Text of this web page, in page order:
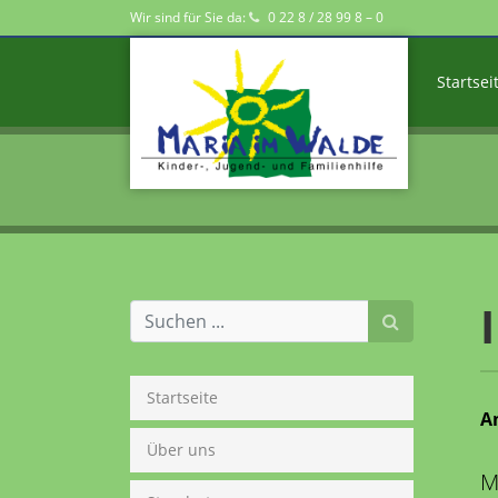
Wir sind für Sie da: 0 22 8 / 28 99 8 – 0
Startseite
Über uns